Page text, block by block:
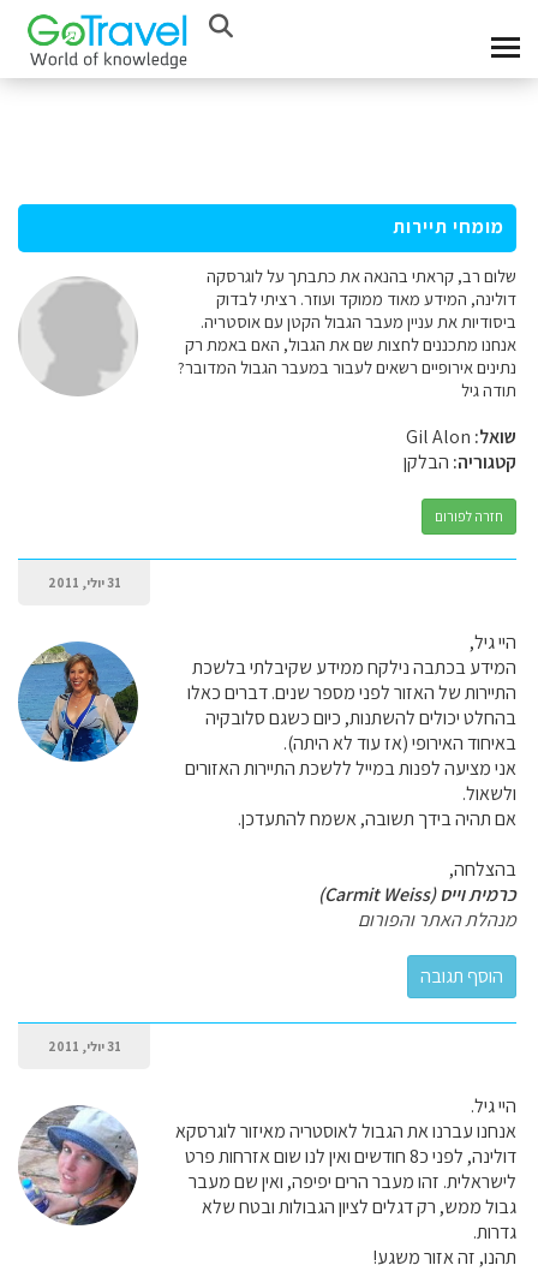
מומחי תיירות
שלום רב, קראתי בהנאה את כתבתך על לוגרסקה
דולינה, המידע מאוד ממוקד ועוזר. רציתי לבדוק
ביסודיות את עניין מעבר הגבול הקטן עם אוסטריה.
אנחנו מתכננים לחצות שם את הגבול, האם באמת רק
נתינים אירופיים רשאים לעבור במעבר הגבול המדובר?
תודה גיל
שואל:
קטגוריה: הבלקן
חזרה לפורום
31 יולי, 2011
היי גיל,
המידע בכתבה נילקח ממידע שקיבלתי בלשכת
התיירות של האזור לפני מספר שנים. דברים כאלו
בהחלט יכולים להשתנות, כיום כשגם סלובקיה
באיחוד האירופי (אז עוד לא היתה).
אני מציעה לפנות במייל ללשכת התיירות האזורים
ולשאול.
אם תהיה בידך תשובה, אשמח להתעדכן.
בהצלחה,
כרמית וייס (Carmit Weiss)
מנהלת האתר והפורום
31 יולי, 2011
היי גיל.
אנחנו עברנו את הגבול לאוסטריה מאיזור לוגרסקא
דולינה, לפני כ8 חודשים ואין לנו שום אזרחות פרט
לישראלית. זהו מעבר הרים יפיפה, ואין שם מעבר
גבול ממש, רק דגלים לציון הגבולות ובטח שלא
גדרות.
תהנו, זה אזור משגע!